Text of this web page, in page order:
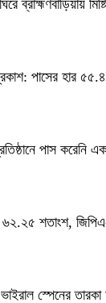
ব্রাহ্মণবাড়িয়ায়
পাসের হার
পাস করেনি
শতাংশ,
ভাইরাল স্পেনের